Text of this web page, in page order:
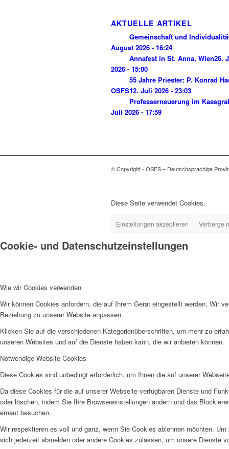
AKTUELLE ARTIKEL
Gemeinschaft und
August 2026 - 16:24
Annafest in St. Anna, Wien26.
2026 - 15:00
55 Jahre Priester: P. Konrad
OSFS12. Juli 2026 - 23:03
Professerneuerung im
Juli 2026 - 17:59
© Copyright - OSFS – Deutschsprachige
Diese Seite verwendet Cookies.
Einstellungen akzeptieren Verberge
Cookie- und Datenschutzeinstellungen
Wie wir Cookies verwenden
Wir können Cookies anfordern, die auf Ihrem Gerät eingestellt werden. Wir
Beziehung zu unserer Website anpassen.
Klicken Sie auf die verschiedenen Kategorienüberschriften, um mehr zu
unseren Websites und auf die Dienste haben kann, die wir anbieten können.
Notwendige Website Cookies
Diese Cookies sind unbedingt erforderlich, um Ihnen die auf unserer
Da diese Cookies für die auf unserer Webseite verfügbaren Dienste und
oder löschen, indem Sie Ihre Browsereinstellungen ändern und das
erneut besuchen.
Wir respektieren es voll und ganz, wenn Sie Cookies ablehnen möchten.
sich jederzeit abmelden oder andere Cookies zulassen, um unsere Dienste